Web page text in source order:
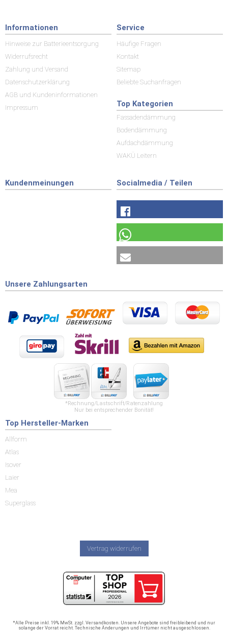
Informationen
Hinweise zur Batterieentsorgung
Widerrufsrecht
Zahlung und Versand
Datenschutzerklärung
AGB und Kundeninformationen
Impressum
Service
Häufige Fragen
Kontakt
Sitemap
Beliebte Suchanfragen
Top Kategorien
Fassadendämmung
Bodendämmung
Aufdachdämmung
WAKÜ Leitern
Kundenmeinungen Socialmedia / Teilen
Unsere Zahlungsarten
*Rechnung/Lastschrift/Ratenzahlung
Nur bei entsprechender Bonität!
Top Hersteller-Marken
Allform
Atlas
Isover
Laier
Mea
Superglass
Vertrag widerrufen
*Alle Preise inkl. 19% MwSt. zzgl. Versandkosten. Unsere Angebote sind freibleibend und nur
solange der Vorrat reicht. Technische Änderungen und Irrtümer nicht ausgeschlossen.